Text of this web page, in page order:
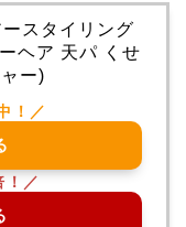
スタイリング
ヘア 天パ くせ
ー)